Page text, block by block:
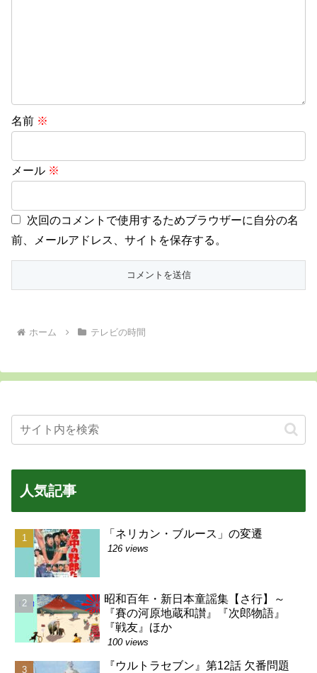
名前 ※
メール ※
次回のコメントで使用するためブラウザーに自分の名
前、メールアドレス、サイトを保存する。
ホーム テレビの時間
人気記事
「ネリカン・ブルース」の変遷
126 views
昭和百年・新日本童謡集【さ行】～
『賽の河原地蔵和讃』『次郎物語』
『戦友』ほか
100 views
『ウルトラセブン』第12話 欠番問題